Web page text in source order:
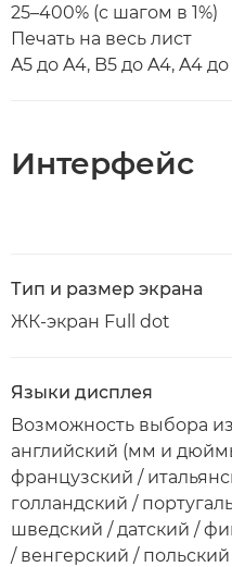
25–400% (с шагом в 1%)
Печать на весь лист
A5 до A4, B5 до A4, A4
Интерфейс
Тип и размер экрана
ЖК-экран Full dot
Языки дисплея
Возможность выбора
английский (мм и
французский /
голландский /
шведский / датский /
/ венгерский /